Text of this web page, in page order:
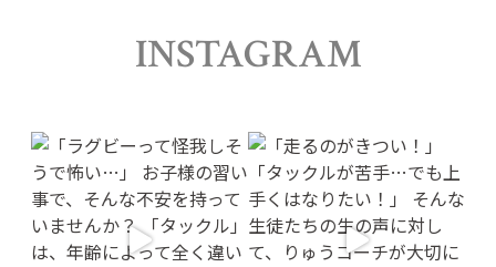
INSTAGRAM